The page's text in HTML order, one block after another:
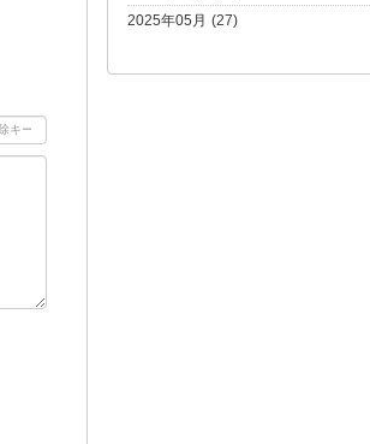
2025年05月 (27)